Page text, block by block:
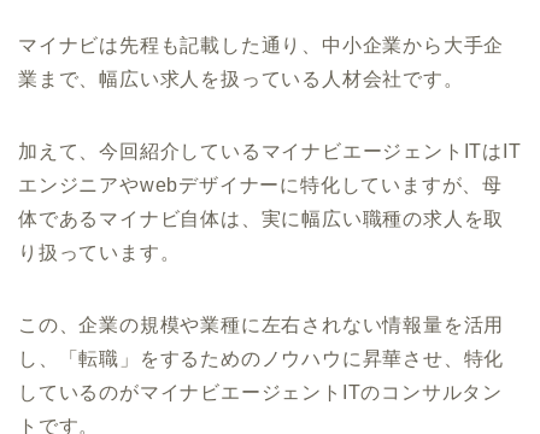
マイナビは先程も記載した通り、中小企業から大手企
業まで、幅広い求人を扱っている人材会社です。
加えて、今回紹介しているマイナビエージェントITはIT
エンジニアやwebデザイナーに特化していますが、母
体であるマイナビ自体は、実に幅広い職種の求人を取
り扱っています。
この、企業の規模や業種に左右されない情報量を活用
し、「転職」をするためのノウハウに昇華させ、特化
しているのがマイナビエージェントITのコンサルタン
トです。